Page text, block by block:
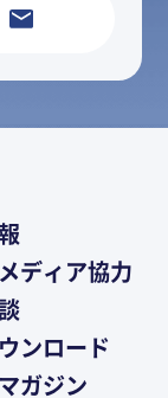
ディア協力
ンロード
ガジン